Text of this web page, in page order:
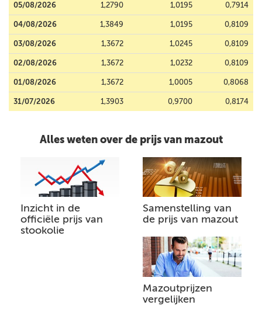
05/08/2026 1,2790 1,0195 0,7914
04/08/2026 1,3849 1,0195 0,8109
03/08/2026 1,3672 1,0245 0,8109
02/08/2026 1,3672 1,0232 0,8109
01/08/2026 1,3672 1,0005 0,8068
31/07/2026 1,3903 0,9700 0,8174
Alles weten over de prijs van mazout
Inzicht in de
officiële prijs van
stookolie
Samenstelling van
de prijs van mazout
Mazoutprijzen
vergelijken